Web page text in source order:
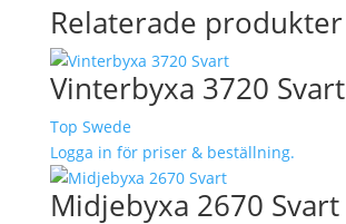
Relaterade produkter
Vinterbyxa 3720 Svart
Top Swede
Logga in för priser & beställning.
Midjebyxa 2670 Svart